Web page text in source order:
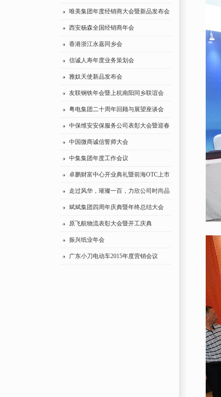
唯美集团年度经销商大会暨新品发布会
西安杨森全国经销商年会
香港浙江永嘉同乡会
信诚人寿年度业务策划会
雅奴天使新品发布会
友联钢铁年会暨上杭南阳同乡联谊会
粤电集团二十周年回顾与展望座谈会
中保维安安保服务公司表彰大会暨迎春
晚会
中国微商诚信誓师大会
中集集团年度工作会议
卓鹏财富中心开业典礼暨前海OTC上市
挂牌仪式
走过风华，璀璨一百，力欣公司时尚品
味美妍精
斌斌集团四周年庆典暨年终总结大会
原飞航物流表彰大会暨开工庆典
振兴纸业年会
广东小刀电动车2015年度营销会议